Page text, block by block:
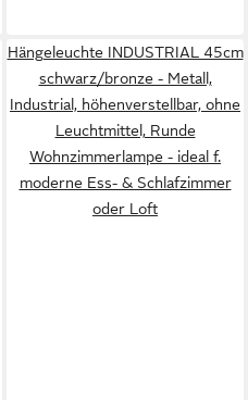
Hängeleuchte INDUSTRIAL 45cm
schwarz/bronze - Metall,
Industrial, höhenverstellbar, ohne
Leuchtmittel, Runde
Wohnzimmerlampe - ideal f.
moderne Ess- & Schlafzimmer
oder Loft